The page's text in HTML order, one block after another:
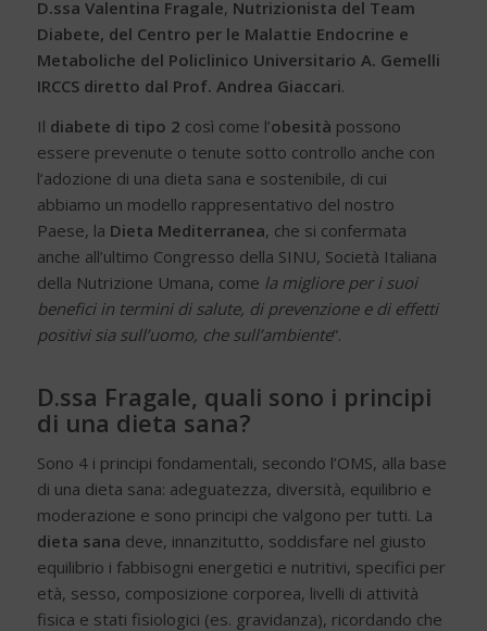
D.ssa Valentina Fragale, Nutrizionista del Team
Diabete, del Centro per le Malattie Endocrine e
Metaboliche del Policlinico Universitario A. Gemelli
IRCCS diretto dal Prof. Andrea Giaccari.
Il diabete di tipo 2 così come l’obesità possono
essere prevenute o tenute sotto controllo anche con
l’adozione di una dieta sana e sostenibile, di cui
abbiamo un modello rappresentativo del nostro
Paese, la Dieta Mediterranea, che si confermata
anche all’ultimo Congresso della SINU, Società Italiana
della Nutrizione Umana, come la migliore per i suoi
benefici in termini di salute, di prevenzione e di effetti
positivi sia sull’uomo, che sull’ambiente”.
D.ssa Fragale, quali sono i principi
di una dieta sana?
Sono 4 i principi fondamentali, secondo l’OMS, alla base
di una dieta sana: adeguatezza, diversità, equilibrio e
moderazione e sono principi che valgono per tutti. La
dieta sana deve, innanzitutto, soddisfare nel giusto
equilibrio i fabbisogni energetici e nutritivi, specifici per
età, sesso, composizione corporea, livelli di attività
fisica e stati fisiologici (es. gravidanza), ricordando che